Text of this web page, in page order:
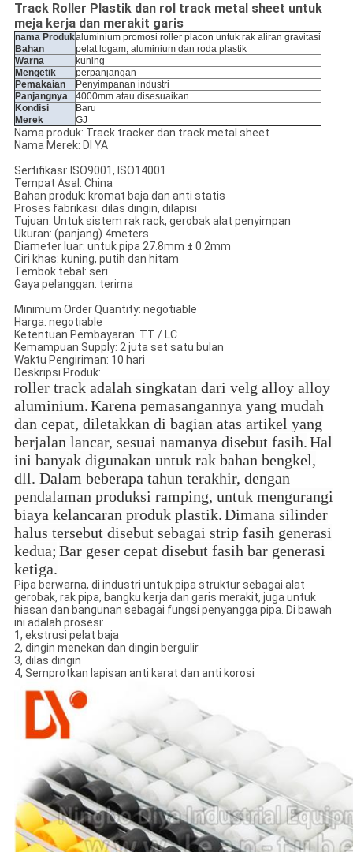
Track Roller Plastik dan rol track metal sheet untuk
meja kerja dan merakit garis
nama Produkaluminium promosi roller placon untuk rak aliran gravitasi
Bahan
pelat logam, aluminium dan roda plastik
Warna
kuning
Mengetik
perpanjangan
Pemakaian
Penyimpanan industri
Panjangnya
4000mm atau disesuaikan
Kondisi
Baru
Merek
GJ
Nama produk: Track tracker dan track metal sheet
Nama Merek: DI YA
Sertifikasi: ISO9001, ISO14001
Tempat Asal: China
Bahan produk: kromat baja dan anti statis
Proses fabrikasi: dilas dingin, dilapisi
Tujuan: Untuk sistem rak rack, gerobak alat penyimpan
Ukuran: (panjang) 4meters
Diameter luar: untuk pipa 27.8mm ± 0.2mm
Ciri khas: kuning, putih dan hitam
Tembok tebal: seri
Gaya pelanggan: terima
Minimum Order Quantity: negotiable
Harga: negotiable
Ketentuan Pembayaran: TT / LC
Kemampuan Supply: 2 juta set satu bulan
Waktu Pengiriman: 10 hari
Deskripsi Produk:
roller track adalah singkatan dari velg alloy alloy
aluminium.Karena pemasangannya yang mudah
dan cepat, diletakkan di bagian atas artikel yang
berjalan lancar, sesuai namanya disebut fasih.Hal
ini banyak digunakan untuk rak bahan bengkel,
dll. Dalam beberapa tahun terakhir, dengan
pendalaman produksi ramping, untuk mengurangi
biaya kelancaran produk plastik.Dimana silinder
halus tersebut disebut sebagai strip fasih generasi
kedua; Bar geser cepat disebut fasih bar generasi
ketiga.
Pipa berwarna, di industri untuk pipa struktur sebagai alat
gerobak, rak pipa, bangku kerja dan garis merakit, juga untuk
hiasan dan bangunan sebagai fungsi penyangga pipa. Di bawah
ini adalah prosesi:
1, ekstrusi pelat baja
2, dingin menekan dan dingin bergulir
3, dilas dingin
4, Semprotkan lapisan anti karat dan anti korosi